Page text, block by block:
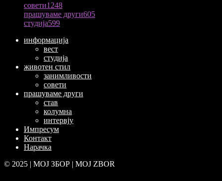
совети1248
прашуваме други605
студија599
информација
вест
студија
животен стил
занимливости
совети
прашуваме други
став
колумна
интервју
Импресум
Контакт
Нарачка
© 2025 | МОЈ ЗБОР | MOJ ZBOR